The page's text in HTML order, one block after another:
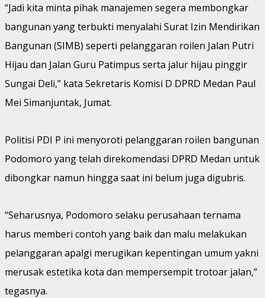
“Jadi kita minta pihak manajemen segera membongkar
bangunan yang terbukti menyalahi Surat Izin Mendirikan
Bangunan (SIMB) seperti pelanggaran roilen Jalan Putri
Hijau dan Jalan Guru Patimpus serta jalur hijau pinggir
Sungai Deli,” kata Sekretaris Komisi D DPRD Medan Paul
Mei Simanjuntak, Jumat.
Politisi PDI P ini menyoroti pelanggaran roilen bangunan
Podomoro yang telah direkomendasi DPRD Medan untuk
dibongkar namun hingga saat ini belum juga digubris.
“Seharusnya, Podomoro selaku perusahaan ternama
harus memberi contoh yang baik dan malu melakukan
pelanggaran apalgi merugikan kepentingan umum yakni
merusak estetika kota dan mempersempit trotoar jalan,”
tegasnya.